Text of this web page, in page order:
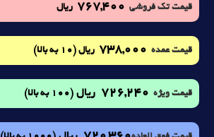
قیمت تک فروشی 767,400 ریال
قیمت عمده 738,000 ریال (10 به بالا)
قیمت ویژه 726,240 ریال (100 به بالا)